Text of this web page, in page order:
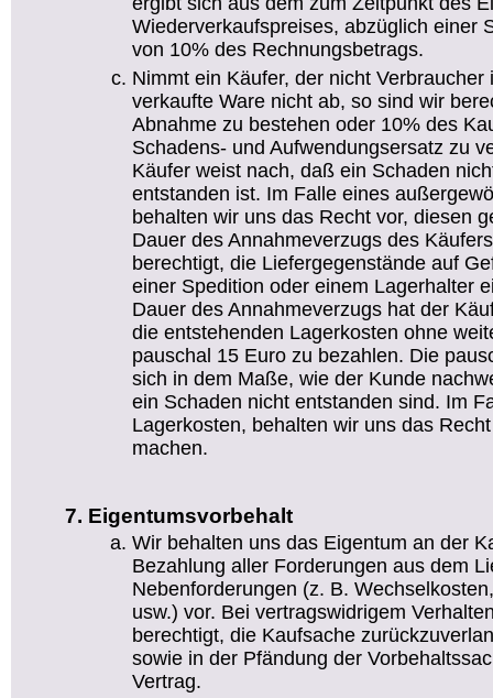
Wiederverkaufspreises, abzüglich einer
von 10% des Rechnungsbetrags.
Nimmt ein Käufer, der nicht
verkaufte Ware nicht ab, so sind wir
Abnahme zu bestehen oder 10% des
Schadens- und Aufwendungsersatz zu
Käufer weist nach, daß ein Schaden
entstanden ist. Im Falle eines
behalten wir uns das Recht vor, diesen
Dauer des Annahmeverzugs des
berechtigt, die Liefergegenstände auf
einer Spedition oder einem Lagerhalter
Dauer des Annahmeverzugs hat der
die entstehenden Lagerkosten ohne
pauschal 15 Euro zu bezahlen. Die
sich in dem Maße, wie der Kunde
ein Schaden nicht entstanden sind. Im
Lagerkosten, behalten wir uns das
machen.
Eigentumsvorbehalt
Wir behalten uns das Eigentum an der
Bezahlung aller Forderungen aus dem
Nebenforderungen (z. B.
usw.) vor. Bei vertragswidrigem
berechtigt, die Kaufsache
sowie in der Pfändung der
Vertrag.